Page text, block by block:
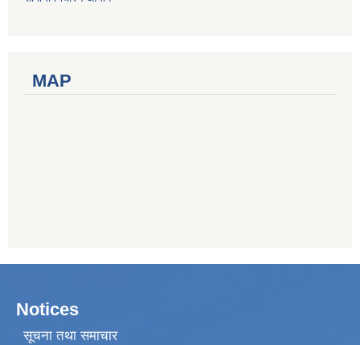
MAP
Notices
सूचना तथा समाचार